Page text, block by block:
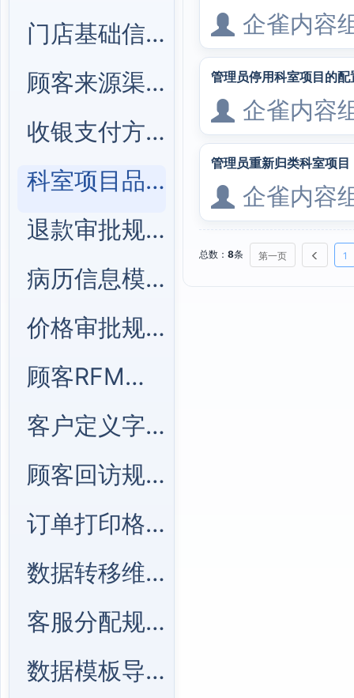
门店基础信息管理
顾客来源渠道管理
收银支付方式管理
科室项目品类管理
退款审批规则管理
病历信息模块管理
价格审批规则管理
顾客RFM模型管理
客户定义字段管理
顾客回访规则管理
订单打印格式管理
数据转移维护管理
客服分配规则管理
数据模板导入
企雀内容
管理员停用科室项目的配
企雀内容
管理员重新归类科室项目
企雀内容
总数： 8条 第一页 1